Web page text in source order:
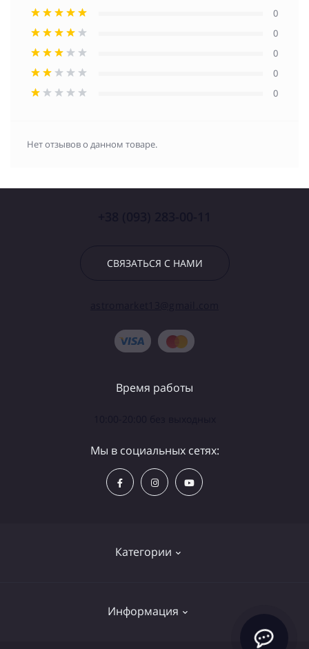
0
0
0
0
0
Нет отзывов о данном товаре.
СВЯЗАТЬСЯ С НАМИ
Категории
Информация
Время работы
Мы в социальных сетях: